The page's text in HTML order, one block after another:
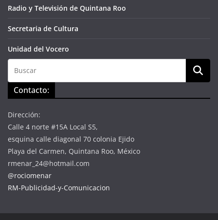
Radio y Televisión de Quintana Roo
Secretaria de Cultura
Unidad del Vocero
Contacto:
Dirección:
Calle 4 norte #15A Local S5,
esquina calle diagonal 70 colonia Ejido
Playa del Carmen, Quintana Roo, México
rmenar_24@hotmail.com
@rociomenar
RM-Publicidad-y-Comunicacion